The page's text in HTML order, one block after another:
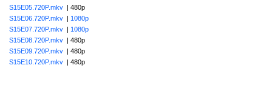
S15E05.720P.mkv | 480p
S15E06.720P.mkv | 1080p
S15E07.720P.mkv | 1080p
S15E08.720P.mkv | 480p
S15E09.720P.mkv | 480p
S15E10.720P.mkv | 480p